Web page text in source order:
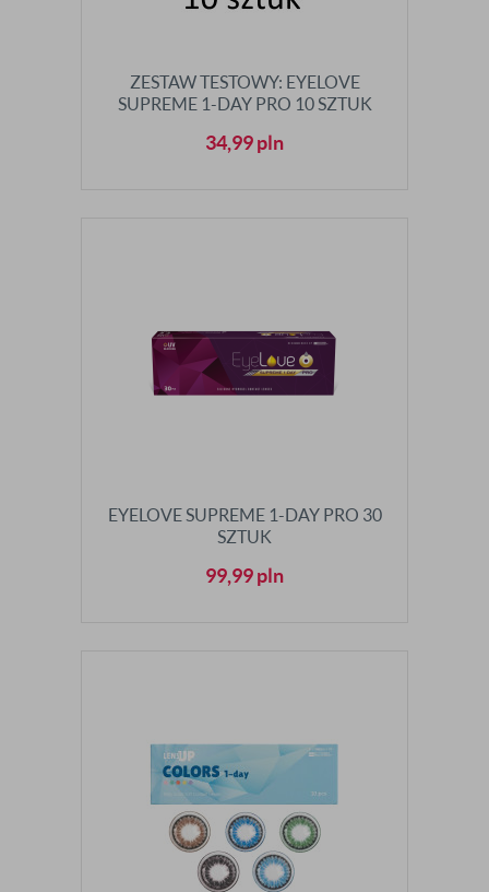
ZESTAW TESTOWY: EYELOVE
SUPREME 1-DAY PRO 10 SZTUK
34,99pln
EYELOVE SUPREME 1-DAY PRO 30
SZTUK
99,99pln